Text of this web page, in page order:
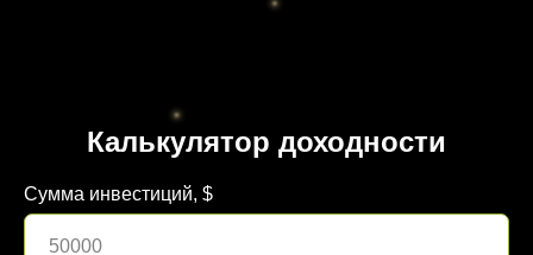
Калькулятор доходности
Сумма инвестиций, $